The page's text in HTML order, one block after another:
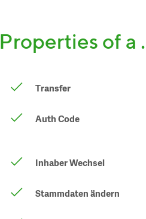
Properties of a
Transfer
Auth Code
Inhaber Wechsel
Stammdaten ändern